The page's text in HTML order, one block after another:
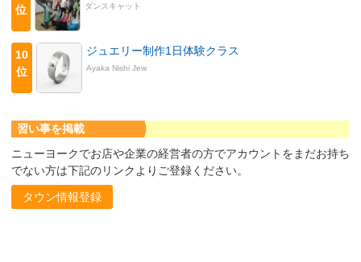
位
ダンスキャット
10
位
ジュエリー制作1日体験クラス
Ayaka Nishi Jew
習い事を掲載
ニューヨークでお店や企業の経営者の方でアカウントをまだお持ち
でない方は下記のリンクよりご登録ください。
タウン情報登録